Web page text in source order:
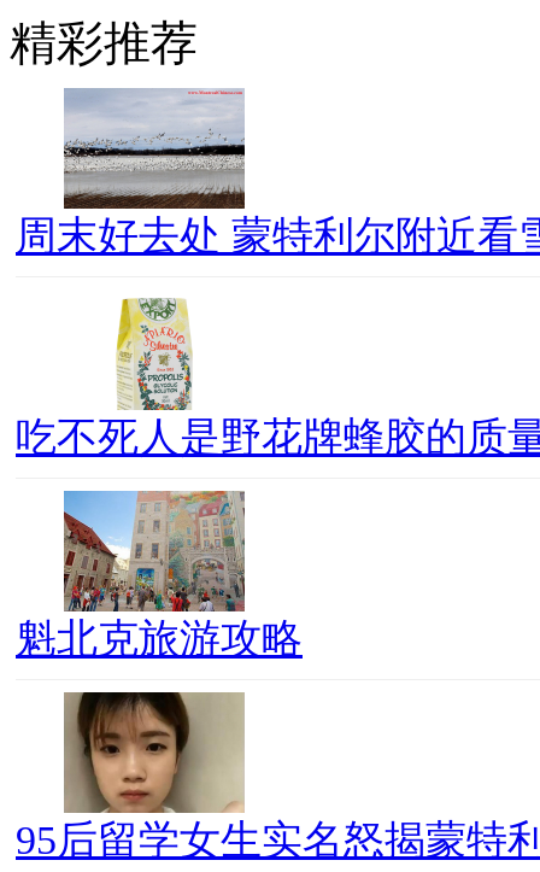
精彩推荐
周末好去处 蒙特利尔附近看
吃不死人是野花牌蜂胶的质
魁北克旅游攻略
95后留学女生实名怒揭蒙特